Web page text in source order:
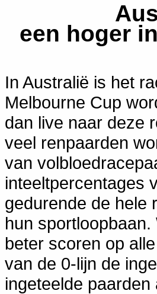
een hoger
In Australië is het
Melbourne Cup
dan live naar deze
veel renpaarden
van
inteeltpercentages
gedurende de hele
hun
beter scoren op
van de 0-lijn de
ingeteelde